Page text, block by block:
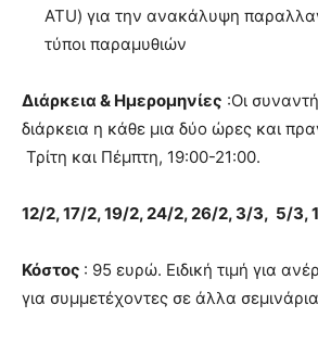
ATU) για την ανακάλυψη
τύποι παραμυθιών
Διάρκεια & Ημερομηνίες :Οι
διάρκεια η κάθε μια δύο ώρες και
Τρίτη και Πέμπτη, 19:00-21:00.
12/2, 17/2, 19/2, 24/2, 26/2, 3/3, 5/3,
Κόστος : 95 ευρώ. Ειδική τιμή για
για συμμετέχοντες σε άλλα